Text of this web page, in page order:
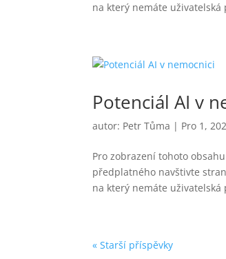
na který nemáte uživatelská
Potenciál AI v
autor: Petr Tůma | Pro 1,
Pro zobrazení tohoto
předplatného navštivte
na který nemáte uživatelská
« Starší příspěvky